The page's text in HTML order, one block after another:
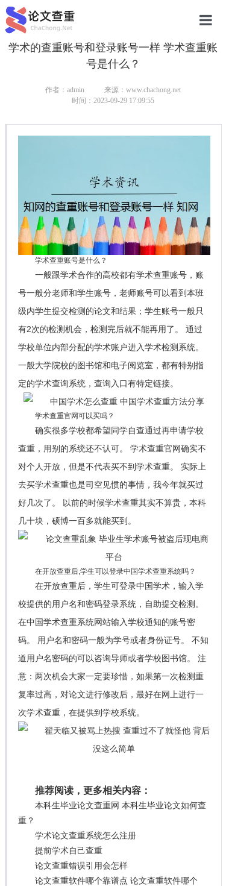
网站首页
本科论文
博士论文
学术的查重账号和登录账号一样 学术查重账
号是什么？
作者：admin
来源：www.chachong.net
时间：2023-09-29 17:09:55
学术查重账号是什么？
一般跟学术合作的高校都有学术查重账号，账
号一般分老师和学生账号，老师账号可以看到本班
级内学生提交检测的论文和结果；学生账号一般只
有2次的检测机会，检测完后就不能再用了。 通过
学校单位内部分配的学术账户进入学术检测系统。
一般大学院校的图书馆和电子阅览室，都有特别指
定的学术查询系统，查询入口有特定链接。
学术查重官网可以买吗？
确实很多学校都希望同学自查通过再申请学校
查重，用别的系统还不认可。 学术查重官网确实不
对个人开放，但是不代表买不到学术查重。 实际上
去买学术查重也是司空见惯的事情，我今年就买过
好几次了。 以前的时候学术查重其实不算贵，本科
几十块，硕博一百多就能买到。
在开放查重后,学生可以登录中国学术查重系统吗？
在开放查重后，学生可登录中国学术，输入学
校提供的用户名和密码登录系统，自助提交检测。
在中国学术查重系统网站输入学校通知的账号密
码。 用户名和密码一般为学号或者身份证号。 不知
道用户名密码的可以咨询导师或者学校图书馆。 注
意：两次机会大家一定要珍惜，如果第一次检测重
复率过高，对论文进行修改后，最好在网上进行一
次学术查重，在提供到学校系统。
推荐阅读，更多相关内容：
本科生毕业论文查重网 本科生毕业论文如何查
重？
学术论文查重系统怎么注册
提前学术自己查重
论文查重错误引用会怎样
论文查重软件哪个靠谱点 论文查重软件哪个